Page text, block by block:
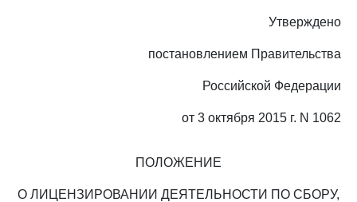
Утверждено
постановлением Правительства
Российской Федерации
от 3 октября 2015 г. N 1062
ПОЛОЖЕНИЕ
О ЛИЦЕНЗИРОВАНИИ ДЕЯТЕЛЬНОСТИ ПО СБОРУ,